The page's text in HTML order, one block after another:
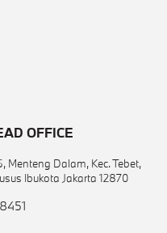
OFFICE
Menteng Dalam, Kec. Tebet,
Ibukota Jakarta 12870